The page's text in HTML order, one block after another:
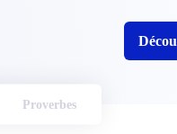
Proverbes